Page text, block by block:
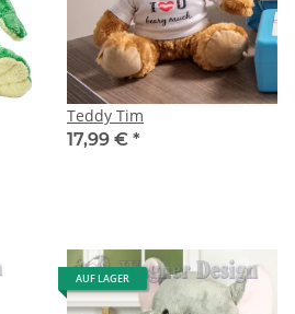
Teddy Tim
17,99 € *
AUF LAGER